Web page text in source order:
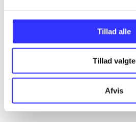
Tillad alle
Tillad valgte
Afvis